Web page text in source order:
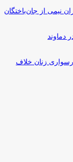
نیمی از جان‌باختگان
دماوند
زنان خلاف